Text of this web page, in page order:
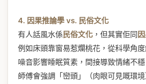
4. 因果推論學 vs. 民俗文化
有人話風水係民俗文化 ，但其實佢同
例如床頭靠窗易惹爛桃花，從科學角
噪音影響睡眠質素，間接導致情緒不穩
師傅會強調「巒頭」（肉眼可見嘅環境